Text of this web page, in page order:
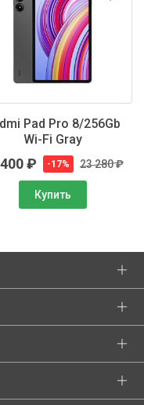
Pad Pro 8/256Gb
Wi-Fi Gray
₽ -17% 23 280 ₽
Купить